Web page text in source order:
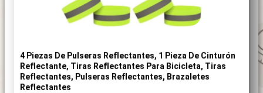
4 Piezas De Pulseras Reflectantes, 1 Pieza De Cinturón
Reflectante, Tiras Reflectantes Para Bicicleta, Tiras
Reflectantes, Pulseras Reflectantes, Brazaletes
Reflectantes